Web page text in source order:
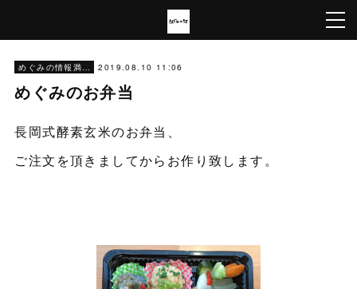
めぐみの情報満載 2019.08.10 11:06
めぐみのお弁当
長岡式酵素玄米のお弁当、
ご注文を頂きましてからお作り致します。